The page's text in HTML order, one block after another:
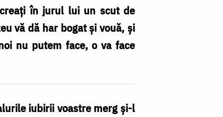
în jurul lui un scut de
vă dă har bogat şi vouă, şi
nu putem face, o va face
iubirii voastre merg şi-l